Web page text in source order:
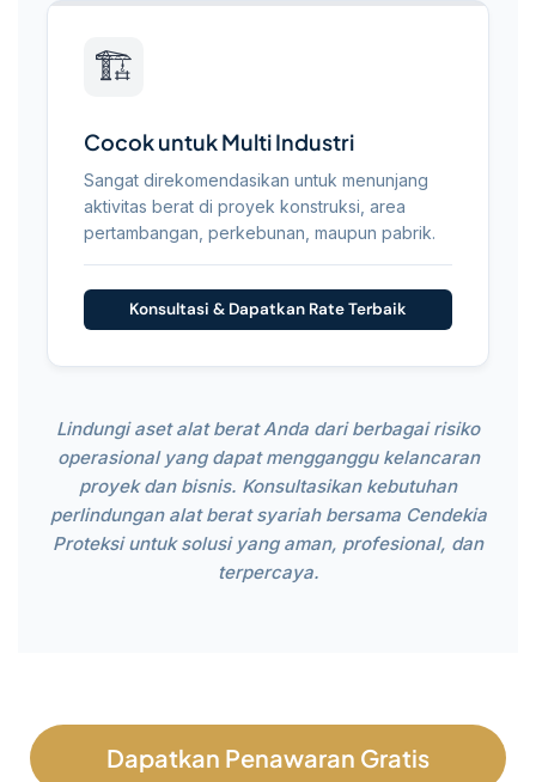
🏗️
Cocok untuk Multi Industri
Sangat direkomendasikan untuk menunjang
aktivitas berat di proyek konstruksi, area
pertambangan, perkebunan, maupun pabrik.
Konsultasi & Dapatkan Rate Terbaik
Lindungi aset alat berat Anda dari berbagai risiko
operasional yang dapat mengganggu kelancaran
proyek dan bisnis. Konsultasikan kebutuhan
perlindungan alat berat syariah bersama Cendekia
Proteksi untuk solusi yang aman, profesional, dan
terpercaya.
Dapatkan Penawaran Gratis